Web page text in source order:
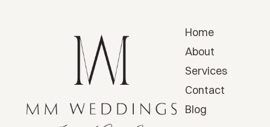
Home
About
Services
Contact
Blog